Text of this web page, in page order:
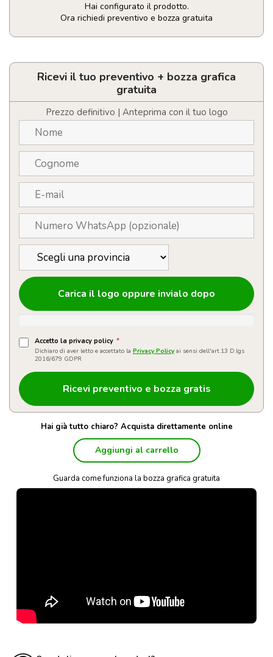
Hai configurato il prodotto.
Ora richiedi preventivo e bozza gratuita
Set
evidenziatori
quantitàRicevi il tuo preventivo + bozza grafica
gratuita
Prezzo definitivo | Anteprima con il tuo logo
Carica il logo oppure invialo dopo
Accetto la privacy policy *
Dichiaro di aver letto e accettato la Privacy Policy ai sensi dell'art.13 D.lgs
2016/679 GDPR
Hai già tutto chiaro? Acquista direttamente online
Aggiungi al carrello
Guarda come funziona la bozza grafica gratuita